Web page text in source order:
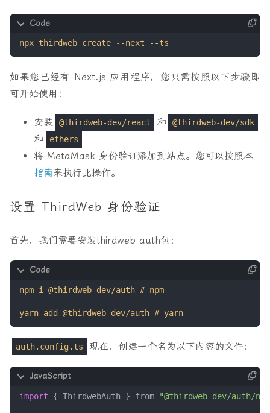
如果您已经有 Next.js 应用程序，您只需按照以下步骤即
可开始使用：
安装 @thirdweb-dev/react 和 @thirdweb-dev/sdk
和 ethers
将 MetaMask 身份验证添加到站点。您可以按照本
指南 来执行此操作。
设置 ThirdWeb 身份验证
首先，我们需要安装thirdweb auth包：
auth.config.ts 现在，创建一个名为以下内容的文件：
import { ThirdwebAuth } from "@thirdweb-dev/auth/